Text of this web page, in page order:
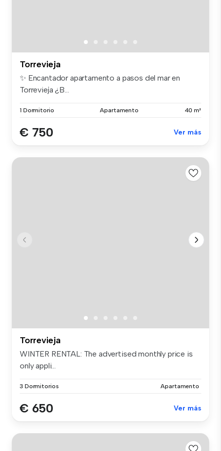
Torrevieja
✨ Encantador apartamento a pasos del mar en
Torrevieja ¿B...
1 Dormitorio Apartamento 40 m²
€ 750 Ver más
Torrevieja
WINTER RENTAL: The advertised monthly price is
only appli...
3 Dormitorios Apartamento
€ 650 Ver más